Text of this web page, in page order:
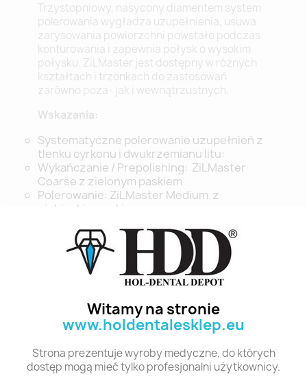
Witamy na stronie
www.holdentalesklep.eu
Strona prezentuje wyroby medyczne, do których
dostęp mogą mieć tylko profesjonalni użytkownicy.
Trzystopniowy, nasycony diamentem system
polerowania wygładza uzupełnienia, usuwa
zarysowania powierzchni powstałe podczas
konturowania i zapewnia połysk o wysokim
połysku. ZiLMaster jest dostępny w różnych
kształtach i trzonkach do zastosowań
zarówno poza- jak i wewnątrzustnych.
Wskazania:
Systematyczne polerowanie uzupełnień z
tlenku cyrkonu i dwukrzemianu litu:
Wykańczanie / Prepolishing: ZiLMaster
Coarse z zielonym paskiem
Polerowanie: ZiLMaster Medium z
niebieskim paskiem
żółtym paskiem
Wysoki połysk w 3 etapach polerowania
Precyzyjna koncentryczność
Niskie wytwarzanie ciepła